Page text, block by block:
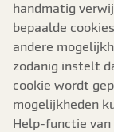
handmatig
bepaalde
andere
zodanig instelt
cookie wordt
mogelijkheden
Help-functie van